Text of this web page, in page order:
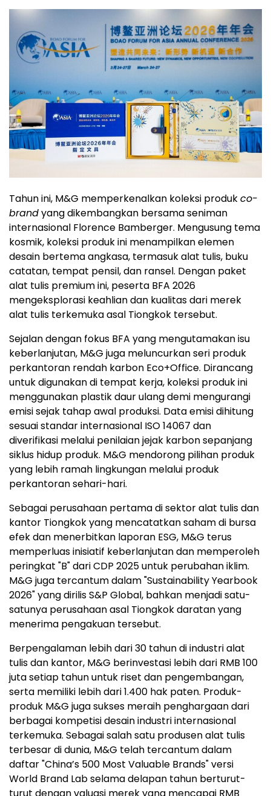
Tahun ini, M&G memperkenalkan koleksi produkco-
brandyang dikembangkan bersama seniman
internasional Florence Bamberger. Mengusung tema
kosmik, koleksi produk ini menampilkan elemen
desain bertema angkasa, termasuk alat tulis, buku
catatan, tempat pensil, dan ransel. Dengan paket
alat tulis premium ini, peserta BFA 2026
mengeksplorasi keahlian dan kualitas dari merek
alat tulis terkemuka asal Tiongkok tersebut.
Sejalan dengan fokus BFA yang mengutamakan isu
keberlanjutan, M&G juga meluncurkan seri produk
perkantoran rendah karbon Eco+Office. Dirancang
untuk digunakan di tempat kerja, koleksi produk ini
menggunakan plastik daur ulang demi mengurangi
emisi sejak tahap awal produksi. Data emisi dihitung
sesuai standar internasional ISO 14067 dan
diverifikasi melalui penilaian jejak karbon sepanjang
siklus hidup produk. M&G mendorong pilihan produk
yang lebih ramah lingkungan melalui produk
perkantoran sehari-hari.
Sebagai perusahaan pertama di sektor alat tulis dan
kantor Tiongkok yang mencatatkan saham di bursa
efek dan menerbitkan laporan ESG, M&G terus
memperluas inisiatif keberlanjutan dan memperoleh
peringkat "B" dari CDP 2025 untuk perubahan iklim.
M&G juga tercantum dalam "Sustainability Yearbook
2026" yang dirilis S&P Global, bahkan menjadi satu-
satunya perusahaan asal Tiongkok daratan yang
menerima pengakuan tersebut.
Berpengalaman lebih dari 30 tahun di industri alat
tulis dan kantor, M&G berinvestasi lebih dari RMB 100
juta setiap tahun untuk riset dan pengembangan,
serta memiliki lebih dari 1.400 hak paten. Produk-
produk M&G juga sukses meraih penghargaan dari
berbagai kompetisi desain industri internasional
terkemuka. Sebagai salah satu produsen alat tulis
terbesar di dunia, M&G telah tercantum dalam
daftar "China’s 500 Most Valuable Brands" versi
World Brand Lab selama delapan tahun berturut-